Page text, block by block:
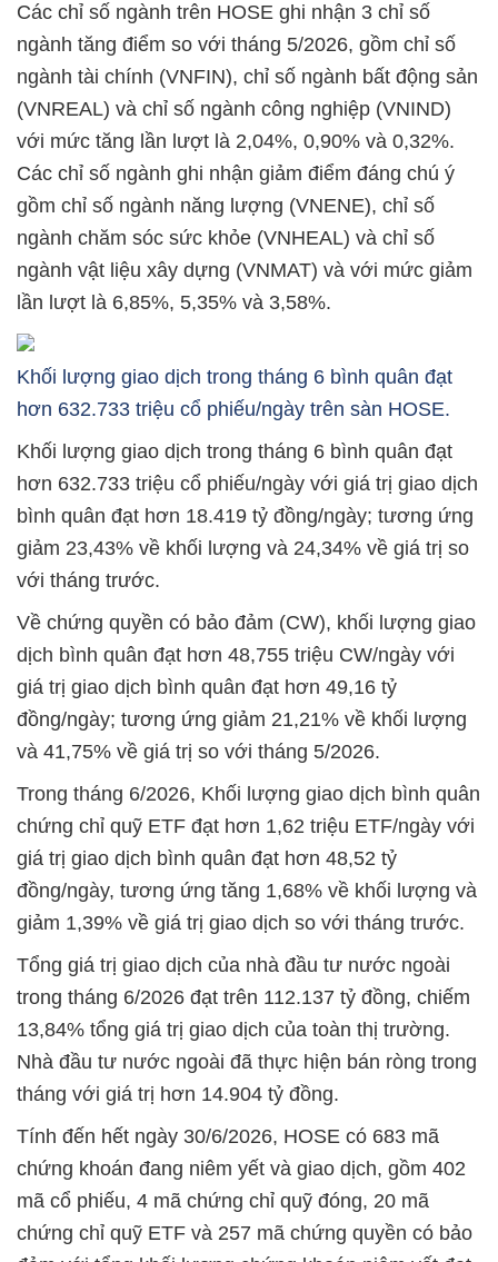
Các chỉ số ngành trên HOSE ghi nhận 3 chỉ số
ngành tăng điểm so với tháng 5/2026, gồm chỉ số
ngành tài chính (VNFIN), chỉ số ngành bất động sản
(VNREAL) và chỉ số ngành công nghiệp (VNIND)
với mức tăng lần lượt là 2,04%, 0,90% và 0,32%.
Các chỉ số ngành ghi nhận giảm điểm đáng chú ý
gồm chỉ số ngành năng lượng (VNENE), chỉ số
ngành chăm sóc sức khỏe (VNHEAL) và chỉ số
ngành vật liệu xây dựng (VNMAT) và với mức giảm
lần lượt là 6,85%, 5,35% và 3,58%.
Khối lượng giao dịch trong tháng 6 bình quân đạt
hơn 632.733 triệu cổ phiếu/ngày trên sàn HOSE.
Khối lượng giao dịch trong tháng 6 bình quân đạt
hơn 632.733 triệu cổ phiếu/ngày với giá trị giao dịch
bình quân đạt hơn 18.419 tỷ đồng/ngày; tương ứng
giảm 23,43% về khối lượng và 24,34% về giá trị so
với tháng trước.
Về chứng quyền có bảo đảm (CW), khối lượng giao
dịch bình quân đạt hơn 48,755 triệu CW/ngày với
giá trị giao dịch bình quân đạt hơn 49,16 tỷ
đồng/ngày; tương ứng giảm 21,21% về khối lượng
và 41,75% về giá trị so với tháng 5/2026.
Trong tháng 6/2026, Khối lượng giao dịch bình quân
chứng chỉ quỹ ETF đạt hơn 1,62 triệu ETF/ngày với
giá trị giao dịch bình quân đạt hơn 48,52 tỷ
đồng/ngày, tương ứng tăng 1,68% về khối lượng và
giảm 1,39% về giá trị giao dịch so với tháng trước.
Tổng giá trị giao dịch của nhà đầu tư nước ngoài
trong tháng 6/2026 đạt trên 112.137 tỷ đồng, chiếm
13,84% tổng giá trị giao dịch của toàn thị trường.
Nhà đầu tư nước ngoài đã thực hiện bán ròng trong
tháng với giá trị hơn 14.904 tỷ đồng.
Tính đến hết ngày 30/6/2026, HOSE có 683 mã
chứng khoán đang niêm yết và giao dịch, gồm 402
mã cổ phiếu, 4 mã chứng chỉ quỹ đóng, 20 mã
chứng chỉ quỹ ETF và 257 mã chứng quyền có bảo